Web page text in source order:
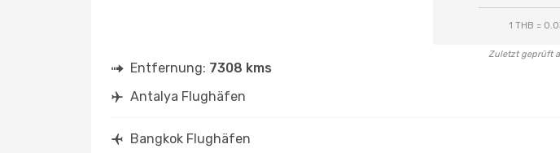
1 THB =
Zuletzt geprüft
Entfernung: 7308 kms
Antalya Flughäfen
Bangkok Flughäfen